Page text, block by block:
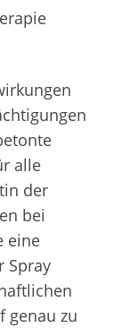
alle
der
bei
eine
Spray
genau zu